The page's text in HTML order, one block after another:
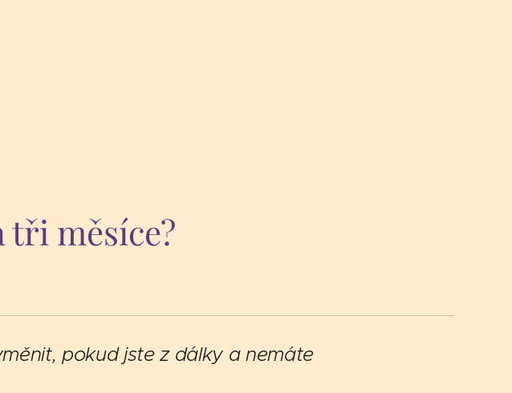
tři měsíce?
pokud jste z dálky a nemáte